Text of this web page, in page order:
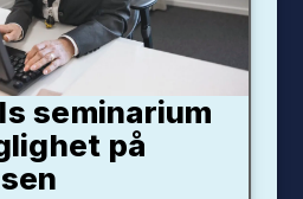
seminarium
på